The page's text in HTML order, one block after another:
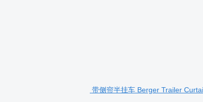
带侧帘半挂车 Berger Trailer